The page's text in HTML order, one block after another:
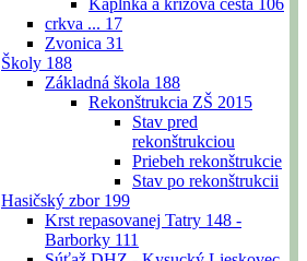
Kaplnka a krížová cesta 106
crkva ... 17
Zvonica 31
Školy 188
Základná škola 188
Rekonštrukcia ZŠ 2015
Stav pred
rekonštrukciou
Priebeh rekonštrukcie
Stav po rekonštrukcii
Hasičský zbor 199
Krst repasovanej Tatry 148 -
Barborky 111